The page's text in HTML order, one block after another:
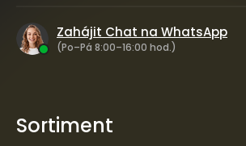
Zahájit Chat na WhatsApp
(Po–Pá 8:00–16:00 hod.)
Sortiment